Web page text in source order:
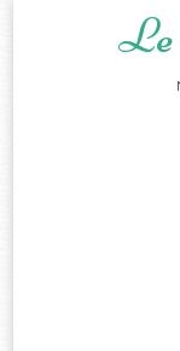
Le